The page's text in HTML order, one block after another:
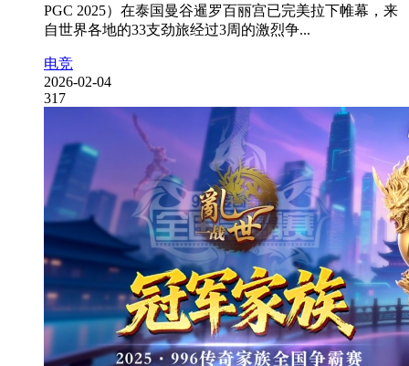
PGC 2025）在泰国曼谷暹罗百丽宫已完美拉下帷幕，来
自世界各地的33支劲旅经过3周的激烈争...
电竞
2026-02-04
317